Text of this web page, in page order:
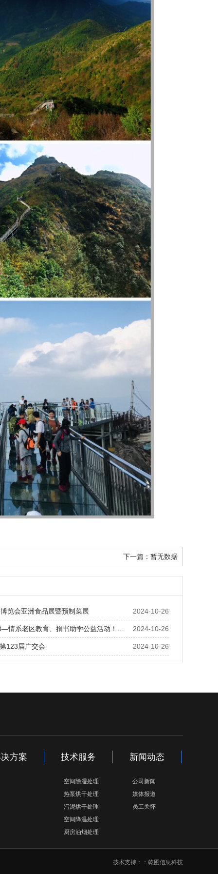
下一篇： 暂无数据
2024-10-26
览会亚洲食品展暨预制菜展
2024-10-26
情系老区教育、捐书助学公益活动！…
2024-10-26
123届广交会
方案 技术服务
空间除湿处理
热泵烘干处理
污泥烘干处理
空间降温处理
厨房油烟处理
新闻动态
公司新闻
媒体报道
员工关怀
技术支持：： 乾图信息科技